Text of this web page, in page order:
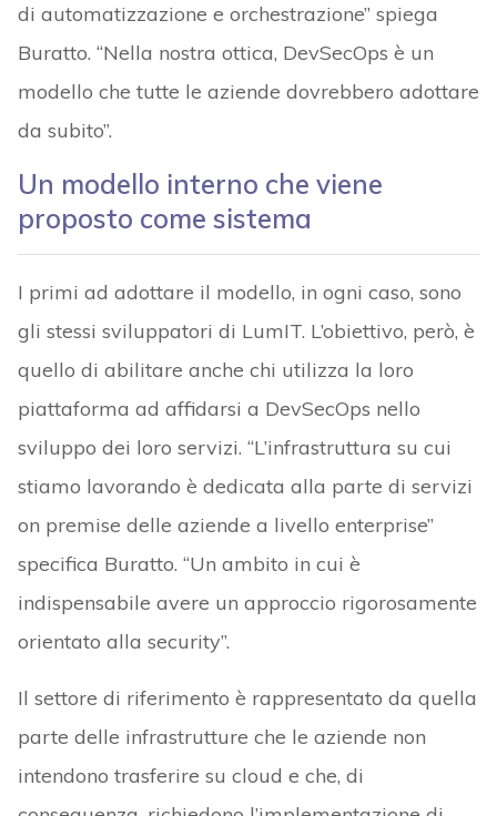
di automatizzazione e orchestrazione” spiega
Buratto. “Nella nostra ottica, DevSecOps è un
modello che tutte le aziende dovrebbero adottare
da subito”.
Un modello interno che viene
proposto come sistema
I primi ad adottare il modello, in ogni caso, sono
gli stessi sviluppatori di LumIT. L’obiettivo, però, è
quello di abilitare anche chi utilizza la loro
piattaforma ad affidarsi a DevSecOps nello
sviluppo dei loro servizi. “L’infrastruttura su cui
stiamo lavorando è dedicata alla parte di servizi
on premise delle aziende a livello enterprise”
specifica Buratto. “Un ambito in cui è
indispensabile avere un approccio rigorosamente
orientato alla security”.
Il settore di riferimento è rappresentato da quella
parte delle infrastrutture che le aziende non
intendono trasferire su cloud e che, di